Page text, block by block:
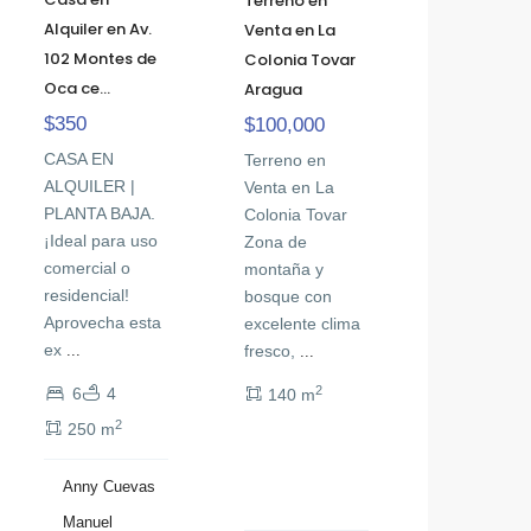
Alquiler en Av.
102 Montes de
Oca ce...
$350
CASA EN
ALQUILER |
PLANTA BAJA.
¡Ideal para uso
comercial o
residencial!
Aprovecha esta
ex ...
6
4
250 m2
Anny Cuevas
Manuel
Venta en La
Colonia Tovar
Aragua
$100,000
Terreno en
Venta en La
Colonia Tovar
Zona de
montaña y
bosque con
excelente clima
fresco,
140 m2